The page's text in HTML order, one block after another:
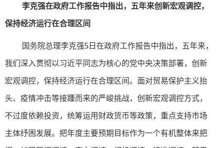
李克强在政府工作报告中指出，五年来创新宏观调控，
保持经济运行在合理区间
国务院总理李克强5日在政府工作报告中指出，五年来，
我们深入贯彻以习近平同志为核心的党中央决策部署，创新
宏观调控，保持经济运行在合理区间。面对贸易保护主义抬
头、疫情冲击等接踵而来的严峻挑战，创新宏观调控方式，
不过度依赖投资，统筹运用财政货币等政策，重点支持市场
主体纾困发展。把年度主要预期目标作为一个有机整体来把